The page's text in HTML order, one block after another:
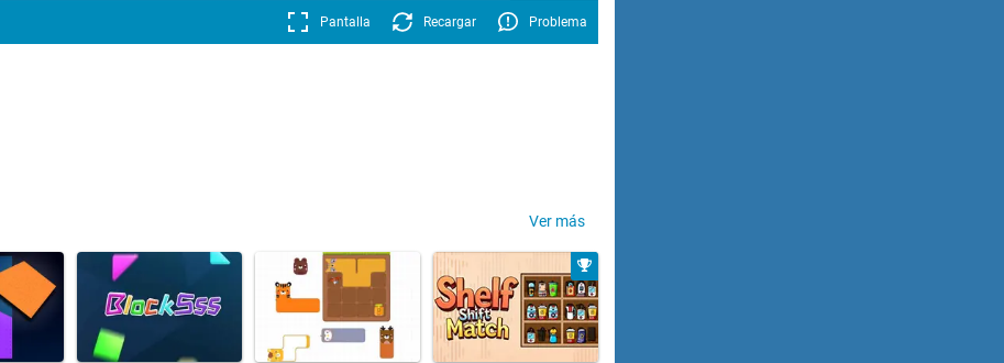
Pantalla Recargar Problema
Ver más